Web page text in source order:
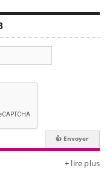
+ lire plus